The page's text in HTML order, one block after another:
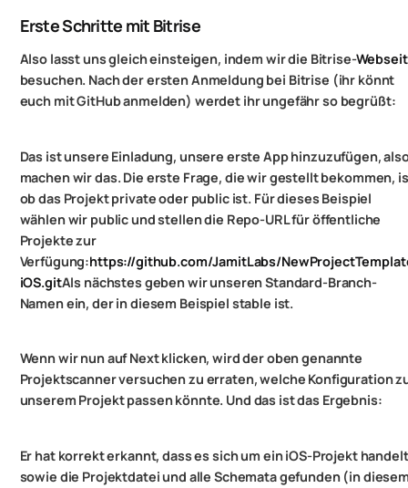
Erste Schritte mit Bitrise
Also lasst uns gleich einsteigen, indem wir die Bitrise-
besuchen. Nach der ersten Anmeldung bei Bitrise (ihr könnt
euch mit GitHub anmelden) werdet ihr ungefähr so begrüßt:
Das ist unsere Einladung, unsere erste App hinzuzufügen,
machen wir das. Die erste Frage, die wir gestellt bekommen,
ob das Projekt private oder public ist. Für dieses Beispiel
wählen wir public und stellen die Repo-URL für öffentliche
Projekte zur
Verfügung:https://github.com/JamitLabs/
iOS.gitAls nächstes geben wir unseren Standard-Branch-
Namen ein, der in diesem Beispiel stable ist.
Wenn wir nun auf Next klicken, wird der oben genannte
Projektscanner versuchen zu erraten, welche Konfiguration
unserem Projekt passen könnte. Und das ist das Ergebnis:
Er hat korrekt erkannt, dass es sich um ein iOS-Projekt
sowie die Projektdatei und alle Schemata gefunden (in